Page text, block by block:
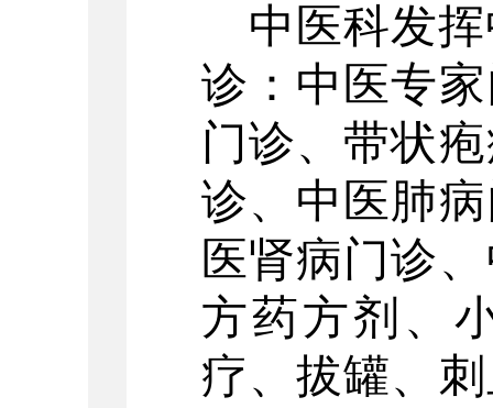
中医科发
诊：中医专
门诊、带状
诊、中医肺
医肾病门诊
方药方剂、
疗、拔罐、